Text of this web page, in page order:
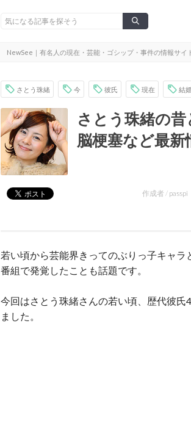
NewSee｜有名人の現在・芸能・ゴシップ・事件の情報サイ
さとう珠緒 今 彼氏 現在 結
さとう珠緒の昔
脳梗塞など最
作成者 / passpi
若い頃から芸能界きってのぶりっ子キャ
番組で発覚したことも話題です。
今回はさとう珠緒さんの若い頃、歴代彼
ました。